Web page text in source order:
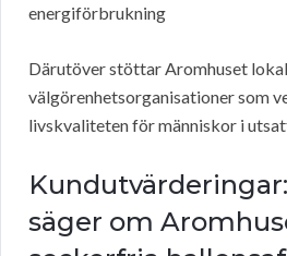
energiförbrukning
Därutöver stöttar Aromhuset
välgörenhetsorganisationer som
livskvaliteten för människor i
säger om